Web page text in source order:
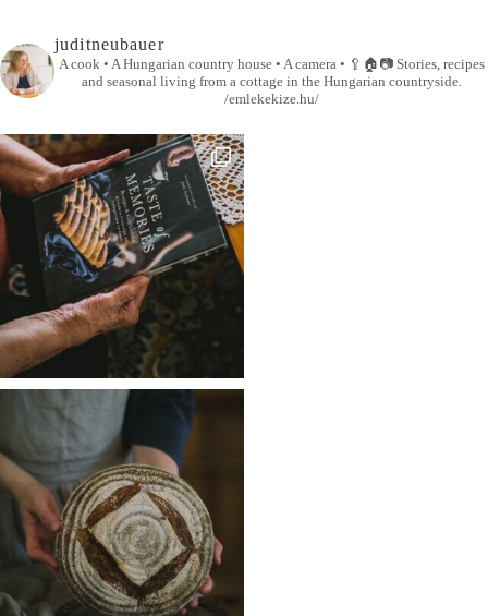
juditneubauer
A cook • A Hungarian country house • A camera • 🥄🏠📷Stories, recipes
and seasonal living from a cottage in the Hungarian countryside.
/emlekekize.hu/